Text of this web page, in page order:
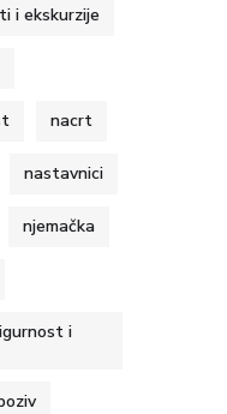
i ekskurzije
nacrt
nastavnici
njemačka
i